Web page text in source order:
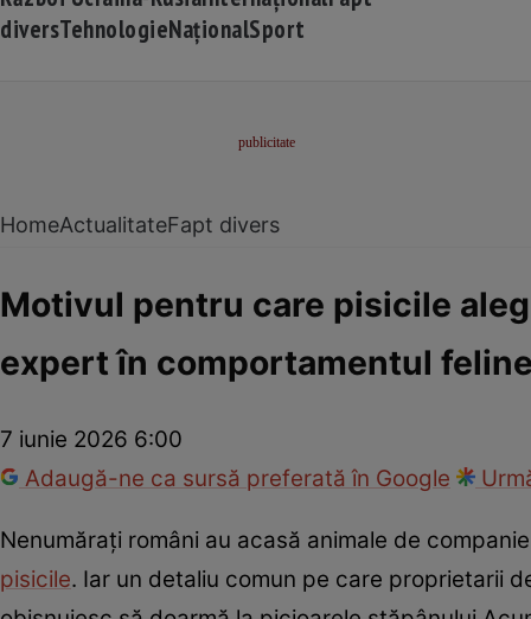
diversTehnologieNaționalSport
HomeActualitateFapt divers
Motivul pentru care pisicile
expert în comportamentul
7 iunie 2026 6:00
Adaugă-ne ca sursă preferată în Google
Nenumărați români au acasă animale de
pisicile. Iar un detaliu comun pe care proprietarii